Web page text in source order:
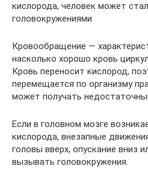
кислорода, человек может
головокружениями
Кровообращение —
насколько хорошо кровь
Кровь переносит кислород,
перемещается по организму
может получать
Если в головном мозге
кислорода, внезапные
головы вверх, опускание вниз
вызывать головокружения.